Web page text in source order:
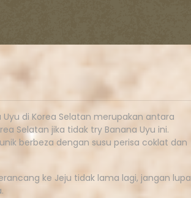
Uyu di Korea Selatan merupakan antara
Selatan jika tidak try Banana Uyu ini.
berbeza dengan susu perisa coklat dan
ke Jeju tidak lama lagi, jangan lupa